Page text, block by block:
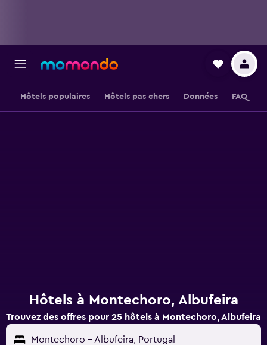
Hôtels populaires Hôtels pas chers Données FAQ
Hôtels à Montechoro, Albufeira
Trouvez des offres pour 25 hôtels à Montechoro, Albufeira
Montechoro - Albufeira, Portugal